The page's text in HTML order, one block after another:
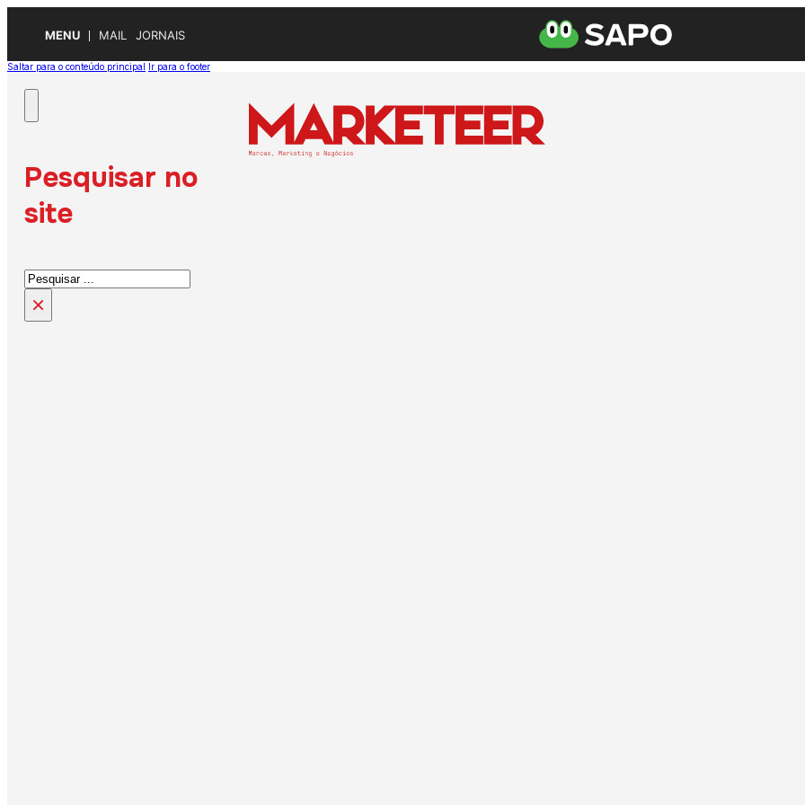
MENU MAIL JORNAIS
Saltar para o conteúdo principal Ir para o footer
Pesquisar no
site
Pesquisar
×